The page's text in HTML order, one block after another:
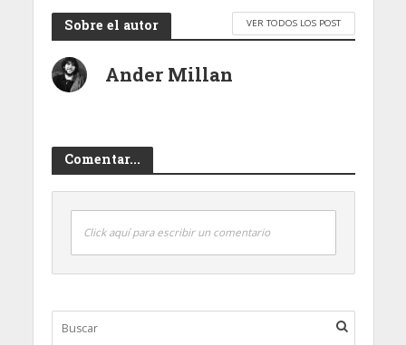
Sobre el autor VER TODOS LOS POST
Ander Millan
Comentar...
Click aquí para escribir un comentario